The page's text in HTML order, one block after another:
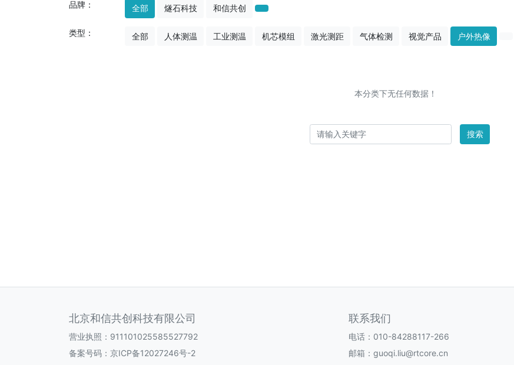
品牌： 全部 燧石科技 和信共创
类型： 全部 人体测温 工业测温 机芯模组 激光测距 气体检测 视觉产品 户外热像
本分类下无任何数据！
搜索
北京和信共创科技有限公司
营业执照：911101025585527792
备案号码： 京ICP备12027246号-2
联系我们
电话：010-84288117-266
邮箱：guoqi.liu@rtcore.cn